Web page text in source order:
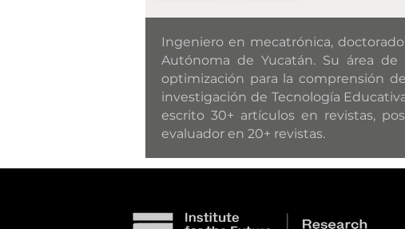
Ingeniero en mecatrónica,
Autónoma de Yucatán. Su área
optimización para la comprensión
investigación de Tecnología
escrito 30+ artículos en revistas,
evaluador en 20+ revistas.